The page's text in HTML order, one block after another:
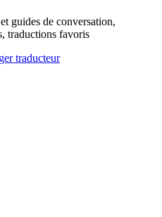
guides de conversation,
traductions favoris